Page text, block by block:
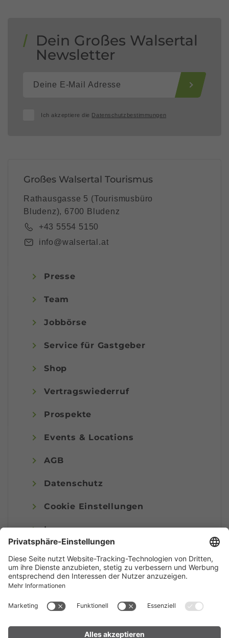
Dein Großes Walsertal
Newsletter
Ich akzeptiere die Datenschutzbestimmungen
Großes Walsertal Tourismus
Rathausgasse 5 (Tourismusbüro
Bludenz), 6700 Bludenz
+43 5554 5150
info@walsertal.at
Presse
Team
Jobbörse
Service für Gastgeber
Shop
Vertragswiederruf
Prospekte
Events & Locations
AGB
Datenschutz
Cookie Einstellungen
Impressum